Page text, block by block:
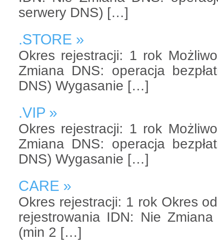
serwery DNS) […]
.STORE »
Okres rejestracji: 1 rok
Zmiana DNS: operacja
DNS) Wygasanie […]
.VIP »
Okres rejestracji: 1 rok
Zmiana DNS: operacja
DNS) Wygasanie […]
CARE »
Okres rejestracji: 1 rok Okres
rejestrowania IDN: Nie
(min 2 […]